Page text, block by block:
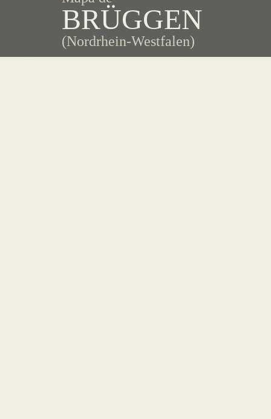
BRÜGGEN
(Nordrhein-Westfalen)